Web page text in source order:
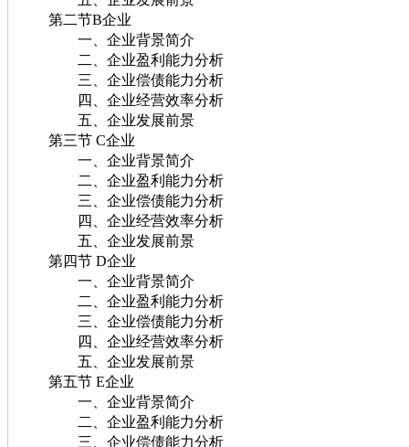
第二节B企业
一、企业背景简介
二、企业盈利能力分析
三、企业偿债能力分析
四、企业经营效率分析
五、企业发展前景
第三节 C企业
一、企业背景简介
二、企业盈利能力分析
三、企业偿债能力分析
四、企业经营效率分析
五、企业发展前景
第四节 D企业
一、企业背景简介
二、企业盈利能力分析
三、企业偿债能力分析
四、企业经营效率分析
五、企业发展前景
第五节 E企业
一、企业背景简介
二、企业盈利能力分析
三、企业偿债能力分析